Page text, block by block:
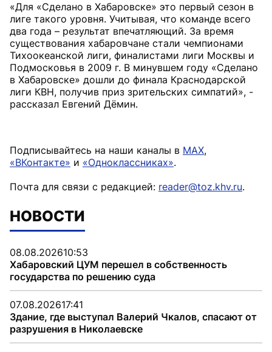
«Для «Сделано в Хабаровске» это первый сезон в
лиге такого уровня. Учитывая, что команде всего
два года – результат впечатляющий. За время
существования хабаровчане стали чемпионами
Тихо­океанской лиги, финалистами лиги Москвы и
Подмосковья в 2009 г. В минувшем году «Сделано
в Хабаровске» дошли до финала Краснодарской
лиги КВН, получив приз зрительских симпатий», -
рассказал Евгений Дёмин.
Подписывайтесь на наши каналы в MAX,
«ВКонтакте» и «Одноклассниках».
Почта для связи с редакцией: reader@toz.khv.ru.
НОВОСТИ
08.08.202610:53
Хабаровский ЦУМ перешел в собственность
государства по решению суда
07.08.202617:41
Здание, где выступал Валерий Чкалов, спасают от
разрушения в Николаевске